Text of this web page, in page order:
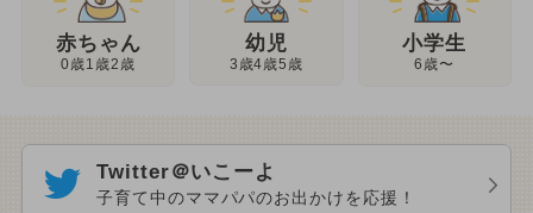
赤ちゃん
0歳1歳2歳
幼児
3歳4歳5歳
小学生
6歳〜
Twitter＠いこーよ
子育て中のママパパのお出かけを応援！